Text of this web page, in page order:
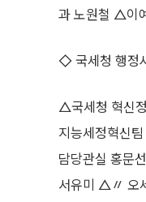
과 노원철 △이
◇ 국세청 행정
△국세청 혁신
지능세정혁신
담당관실 홍문
서유미 △〃 오